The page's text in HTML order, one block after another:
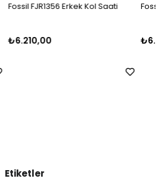
Fossil FFS5024 Erkek Kol Saati
₺6.000,00
Etiketler